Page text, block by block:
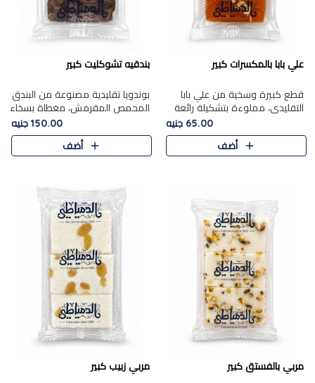
علي بابا بالمكسرات كبير
قطع كبيرة وسخية من علي بابا
التقليدي، مملوءة بتشكيلة رائعة
من المكسرات المحمصة المحمرة.
65.00 جنيه
أضف
بندقيه تشوكليت كبير
بوندويا تقليدية مصنوعة من البندق
المحمص المقرمش، مغطاة بسخاء
بشوكولاتة فاخرة غنية لتحقيق
التوازن المثالي بين قوام القرمشة
ونكهة الشوكولاتة ا..
150.00 جنيه
أضف
مربي بالفستق كبير مربي زبيب كبير